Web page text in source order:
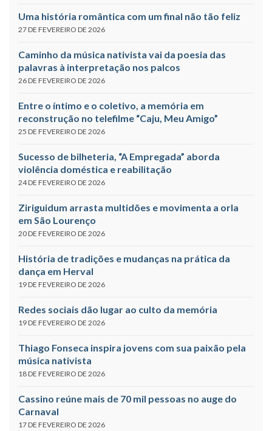
Uma história romântica com um final não tão feliz
27 DE FEVEREIRO DE 2026
Caminho da música nativista vai da poesia das
palavras à interpretação nos palcos
26 DE FEVEREIRO DE 2026
Entre o íntimo e o coletivo, a memória em
reconstrução no telefilme “Caju, Meu Amigo”
25 DE FEVEREIRO DE 2026
Sucesso de bilheteria, “A Empregada” aborda
violência doméstica e reabilitação
24 DE FEVEREIRO DE 2026
Ziriguidum arrasta multidões e movimenta a orla
em São Lourenço
20 DE FEVEREIRO DE 2026
História de tradições e mudanças na prática da
dança em Herval
19 DE FEVEREIRO DE 2026
Redes sociais dão lugar ao culto da memória
19 DE FEVEREIRO DE 2026
Thiago Fonseca inspira jovens com sua paixão pela
música nativista
18 DE FEVEREIRO DE 2026
Cassino reúne mais de 70 mil pessoas no auge do
Carnaval
17 DE FEVEREIRO DE 2026